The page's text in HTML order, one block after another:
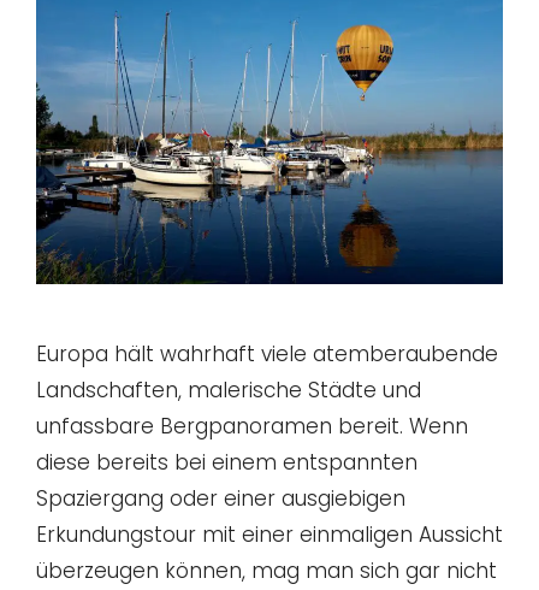
Europa hält wahrhaft viele atemberaubende
Landschaften, malerische Städte und
unfassbare Bergpanoramen bereit. Wenn
diese bereits bei einem entspannten
Spaziergang oder einer ausgiebigen
Erkundungstour mit einer einmaligen Aussicht
überzeugen können, mag man sich gar nicht